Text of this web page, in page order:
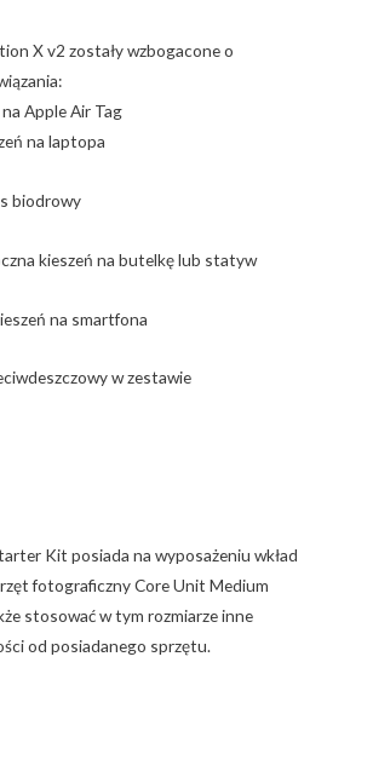
X v2 zostały wzbogacone o
Apple Air Tag
na laptopa
biodrowy
kieszeń na butelkę lub statyw
na smartfona
w zestawie
Kit posiada na wyposażeniu wkład
fotograficzny Core Unit Medium
stosować w tym rozmiarze inne
od posiadanego sprzętu.